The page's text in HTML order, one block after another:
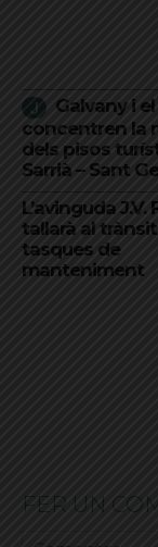
Galvany i
concentren la
dels pisos
Sarrià – Sant
L’avinguda J.V.
tallarà al
tasques de
manteniment
FER UN